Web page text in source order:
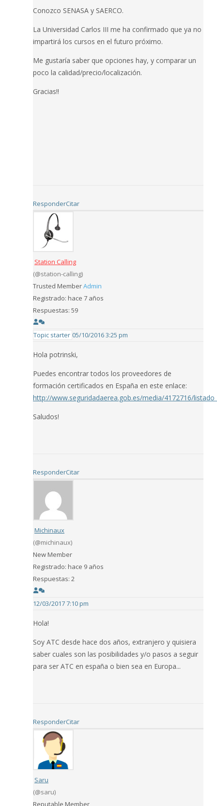
Conozco SENASA y SAERCO.
La Universidad Carlos III me ha confirmado que ya no
impartirá los cursos en el futuro próximo.
Me gustaría saber que opciones hay, y comparar un
poco la calidad/precio/localización.
Gracias!!
ResponderCitar
Station Calling
(@station-calling)
Trusted MemberAdmin
Registrado: hace 7 años
Respuestas: 59
Topic starter 05/10/2016 3:25 pm
Hola potrinski,
Puedes encontrar todos los proveedores de
formación certificados en España en este enlace:
http://www.seguridadaerea.gob.es/media/4172716/
Saludos!
ResponderCitar
Michinaux
(@michinaux)
New Member
Registrado: hace 9 años
Respuestas: 2
12/03/2017 7:10 pm
Hola!
Soy ATC desde hace dos años, extranjero y quisiera
saber cuales son las posibilidades y/o pasos a seguir
para ser ATC en españa o bien sea en Europa...
ResponderCitar
Saru
(@saru)
Reputable Member